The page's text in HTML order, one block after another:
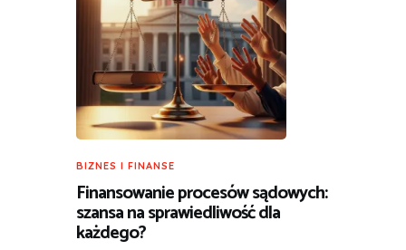
BIZNES I FINANSE
Finansowanie procesów sądowych:
szansa na sprawiedliwość dla
każdego?